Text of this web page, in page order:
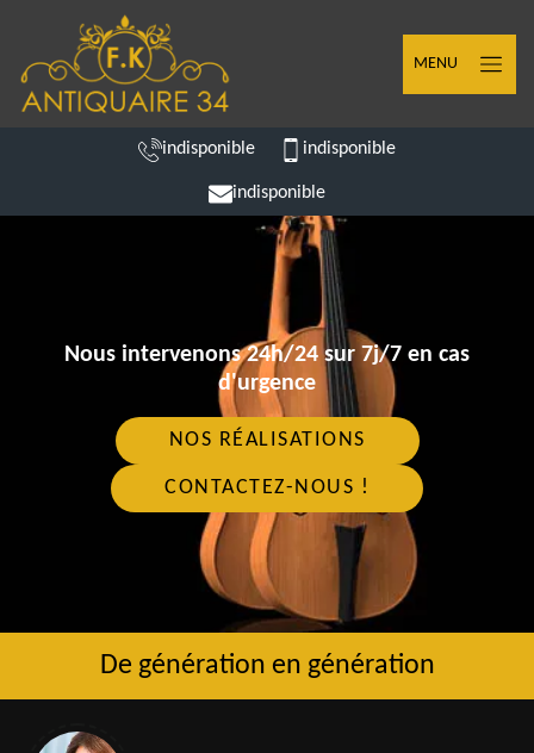
MENU
indisponible indisponible
indisponible
Nous intervenons 24h/24 sur 7j/7 en cas
d'urgence
NOS RÉALISATIONS
CONTACTEZ-NOUS !
De génération en génération